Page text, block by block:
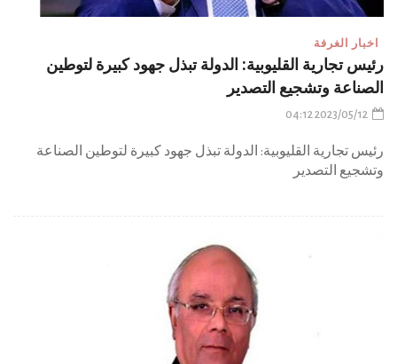
اخبار الغرفة
رئيس تجارية القليوبية: الدولة تبذل جهود كبيرة لتوطين
الصناعة وتشجيع التصدير
2023/05/12 04:12
رئيس تجارية القليوبية: الدولة تبذل جهود كبيرة لتوطين الصناعة
وتشجيع التصدير